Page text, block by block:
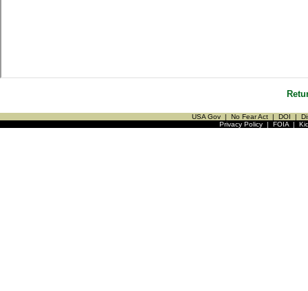
USA Gov | No Fear Act | DOI |
Privacy Policy| FOIA|